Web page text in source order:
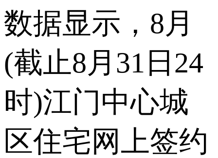
数据显示，8月
(截止8月31日24
时)江门中心城
区住宅网上签约